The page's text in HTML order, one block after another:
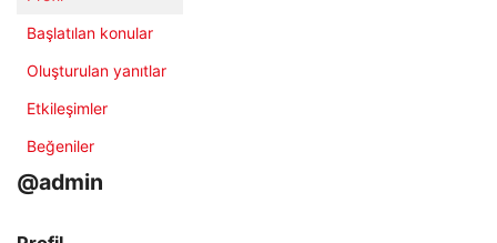
Başlatılan konular
Oluşturulan yanıtlar
Etkileşimler
Beğeniler
@admin